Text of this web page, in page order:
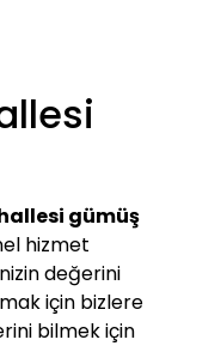
gümüş
hizmet
değerini
için bizlere
bilmek için